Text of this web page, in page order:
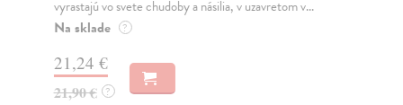
vyrastajú vo svete chudoby a násilia, v uzavretom v...
Na sklade ?
21,24 €
21,90 € ?